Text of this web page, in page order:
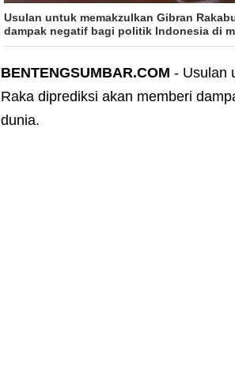
Usulan untuk memakzulkan Gibran
dampak negatif bagi politik Indonesia di
BENTENGSUMBAR.COM - Usulan
Raka diprediksi akan memberi
dunia.